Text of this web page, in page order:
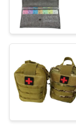
AFFAIRES
UN DEVIS
PLAN
DU
SITE